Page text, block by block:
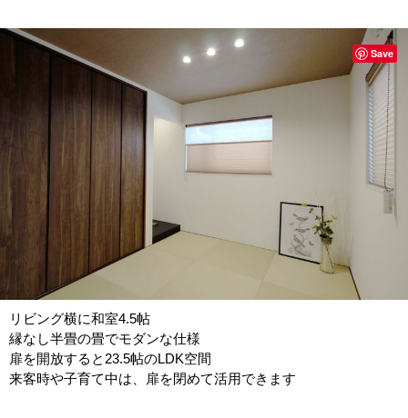
リビング横に和室4.5帖
縁なし半畳の畳でモダンな仕様
扉を開放すると23.5帖のLDK空間
来客時や子育て中は、扉を閉めて活用できます
Save